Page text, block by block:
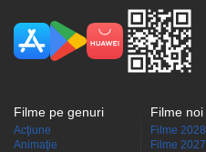
Filme pe genuri
Acţiune
Animaţie
Filme noi
Filme 2028
Filme 2027